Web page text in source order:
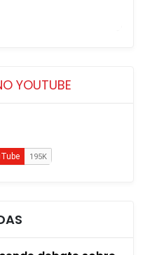
YOUTUBE